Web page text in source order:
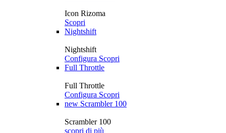
Icon Rizoma
Scopri
Nightshift
Nightshift
Configura Scopri
Full Throttle
Full Throttle
Configura Scopri
new Scrambler 100
Scrambler 100
scopri di più